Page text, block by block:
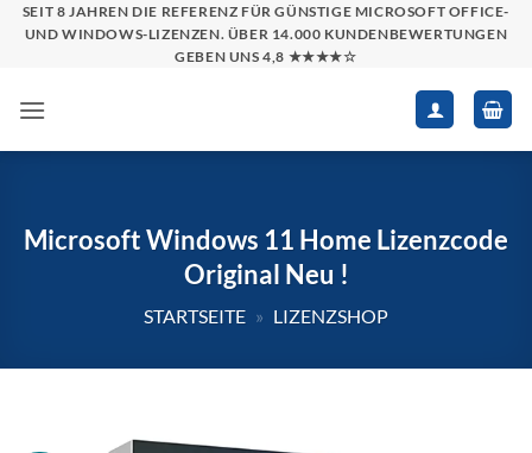
Zum
Inhalt
SEIT 8 JAHREN DIE REFERENZ FÜR GÜNSTIGE MICROSOFT OFFICE-
UND WINDOWS-LIZENZEN. ÜBER 14.000 KUNDENBEWERTUNGEN
GEBEN UNS 4,8 ★★★★☆
Microsoft Windows 11 Home Lizenzcode
Original Neu !
STARTSEITE » LIZENZSHOP